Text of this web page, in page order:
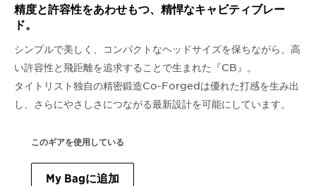
精度と許容性をあわせもつ、 精悍なキャビティブレー
ド。
シンプルで美しく、コンパクトなヘッドサイズを保ちながら、高
い許容性と飛距離を追求することで生まれた『CB』。
タイトリスト独自の精密鍛造Co-Forgedは優れた打感を生み出
し、さらにやさしさにつながる最新設計を可能にしています。
このギアを使用している
My Bagに追加